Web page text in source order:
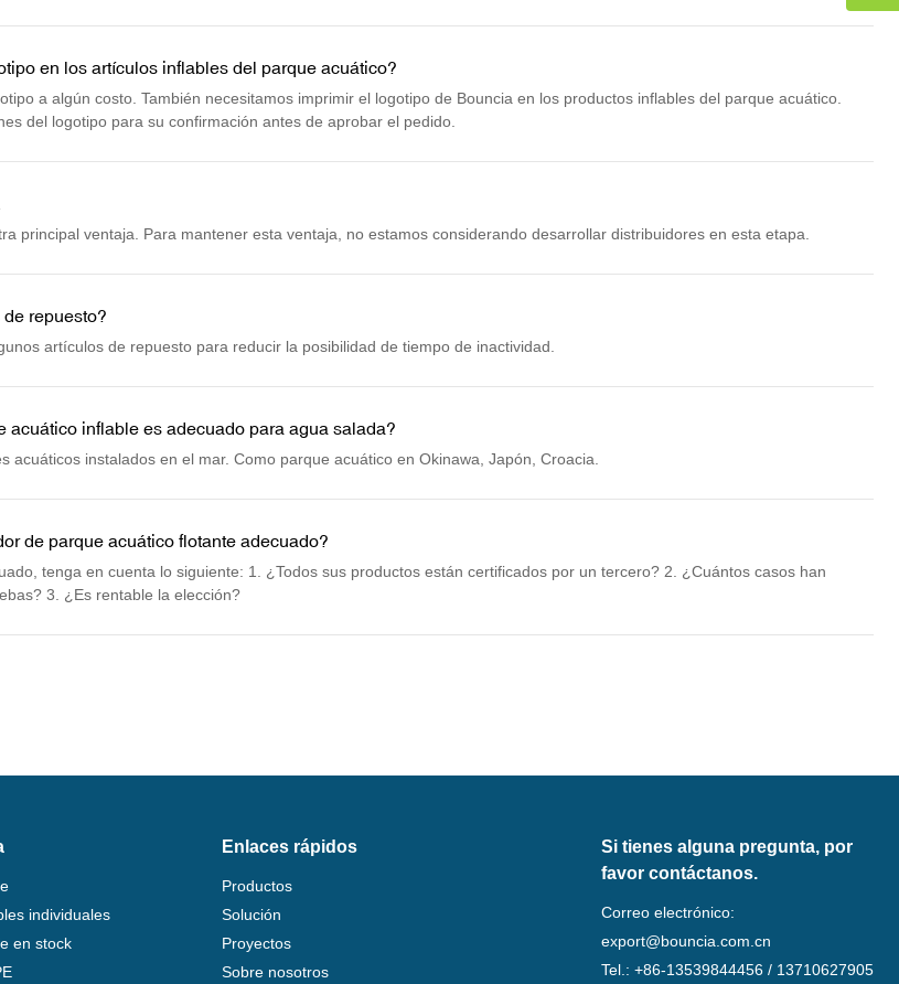
vientos de más de 55 mph y sin daños en los elementos del parque acuático.
en los artículos inflables del parque acuático?
a algún costo. También necesitamos imprimir el logotipo de Bouncia en los productos inflables del parque acuático.
del logotipo para su confirmación antes de aprobar el pedido.
principal ventaja. Para mantener esta ventaja, no estamos considerando desarrollar distribuidores en esta etapa.
repuesto?
artículos de repuesto para reducir la posibilidad de tiempo de inactividad.
acuático inflable es adecuado para agua salada?
acuáticos instalados en el mar. Como parque acuático en Okinawa, Japón, Croacia.
de parque acuático flotante adecuado?
tenga en cuenta lo siguiente: 1. ¿Todos sus productos están certificados por un tercero? 2. ¿Cuántos casos han
3. ¿Es rentable la elección?
individuales
en stock
Enlaces rápidos
Productos
Solución
Proyectos
Sobre nosotros
Si tienes alguna pregunta, por
favor contáctanos.
Correo electrónico:
export@bouncia.com.cn
Tel.: +86-13539844456 / 13710627905